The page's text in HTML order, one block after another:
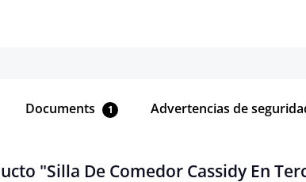
Documents 1 Advertencias de
"Silla De Comedor Cassidy En